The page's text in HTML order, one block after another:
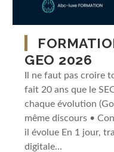
GEO 2026
Il ne faut pas croire
fait 20 ans que le
chaque évolution
même discours •
il évolue En 1 jour,
digitale...